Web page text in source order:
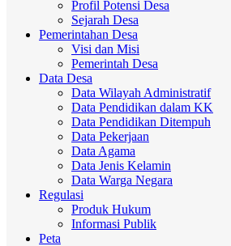
Profil Potensi Desa
Sejarah Desa
Pemerintahan Desa
Visi dan Misi
Pemerintah Desa
Data Desa
Data Wilayah Administratif
Data Pendidikan dalam KK
Data Pendidikan Ditempuh
Data Pekerjaan
Data Agama
Data Jenis Kelamin
Data Warga Negara
Regulasi
Produk Hukum
Informasi Publik
Peta